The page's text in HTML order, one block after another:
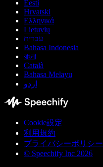
Eesti
Hrvatski
Ελληνικά
Lietuvių
עברית
Bahasa Indonesia
বাংলা
Català
Bahasa Melayu
اردو
Cookie設定
利用規約
プライバシーポリシー
© Speechify Inc 2026